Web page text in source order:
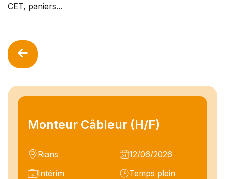
Monteur Câbleur (H/F)
Rians
12/06/2026
Intérim
Temps plein
CET, paniers...